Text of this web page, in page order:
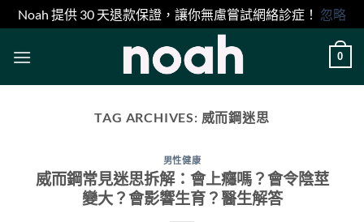
Noah 提供 30 天退款保證，讓你無慮嘗試網絡診症！ 忽略
0
TAG ARCHIVES: 威而鋼迷思
男性健康
威而鋼常見迷思拆解：會上癮嗎？會令陰莖
變大？會影響生育？醫生解答